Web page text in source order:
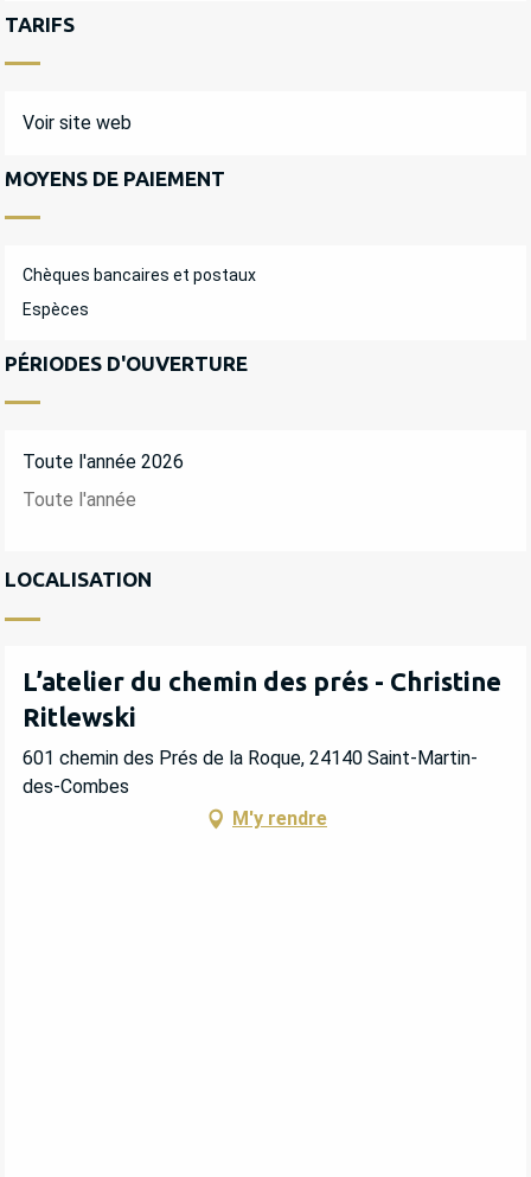
TARIFS
Voir site web
MOYENS DE PAIEMENT
Chèques bancaires et postaux
Espèces
PÉRIODES D'OUVERTURE
Toute l'année 2026
Toute l'année
LOCALISATION
L’atelier du chemin des prés - Christine
Ritlewski
601 chemin des Prés de la Roque, 24140 Saint-Martin-
des-Combes
M'y rendre